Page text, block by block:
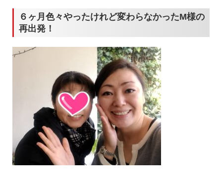
６ヶ月色々やったけれど変わらなかったM様の
再出発！